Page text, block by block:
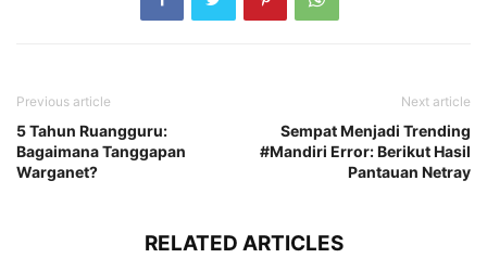
Previous article
5 Tahun Ruangguru:
Bagaimana Tanggapan
Warganet?
Next article
Sempat Menjadi Trending
#Mandiri Error: Berikut Hasil
Pantauan Netray
RELATED ARTICLES